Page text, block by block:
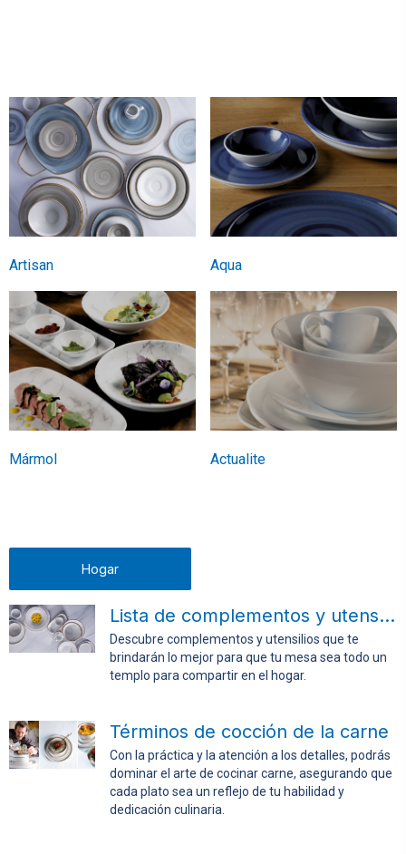
Artisan Aqua
Mármol Actualite
Hogar
Lista de complementos y utensilios para la mesa
Descubre complementos y utensilios que te
brindarán lo mejor para que tu mesa sea todo un
templo para compartir en el hogar.
Términos de cocción de la carne
Con la práctica y la atención a los detalles, podrás
dominar el arte de cocinar carne, asegurando que
cada plato sea un reflejo de tu habilidad y
dedicación culinaria.